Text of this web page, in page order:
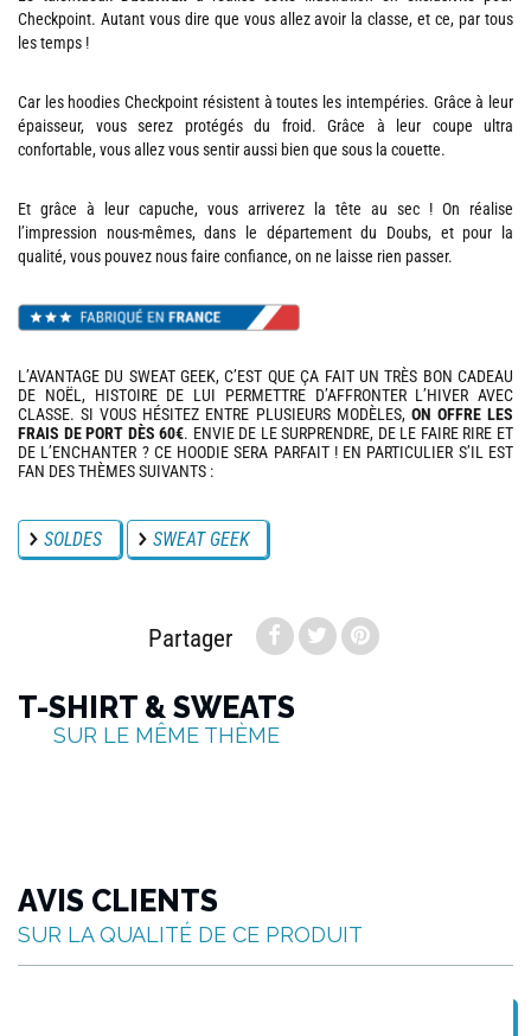
Checkpoint. Autant vous dire que vous allez avoir la classe, et ce, par tous
les temps !
Car les hoodies Checkpoint résistent à toutes les intempéries. Grâce à leur
épaisseur, vous serez protégés du froid. Grâce à leur coupe ultra
confortable, vous allez vous sentir aussi bien que sous la couette.
Et grâce à leur capuche, vous arriverez la tête au sec ! On réalise
l’impression nous-mêmes, dans le département du Doubs, et pour la
qualité, vous pouvez nous faire confiance, on ne laisse rien passer.
L’AVANTAGE DU SWEAT GEEK, C’EST QUE ÇA FAIT UN TRÈS BON CADEAU
DE NOËL, HISTOIRE DE LUI PERMETTRE D’AFFRONTER L’HIVER AVEC
CLASSE. SI VOUS HÉSITEZ ENTRE PLUSIEURS MODÈLES, ON OFFRE LES
FRAIS DE PORT DÈS 60€. ENVIE DE LE SURPRENDRE, DE LE FAIRE RIRE ET
DE L’ENCHANTER ? CE HOODIE SERA PARFAIT ! EN PARTICULIER S’IL EST
FAN DES THÈMES SUIVANTS :
SOLDES SWEAT GEEK
Partager
T-SHIRT & SWEATS
SUR LE MÊME THÈME
AVIS CLIENTS
SUR LA QUALITÉ DE CE PRODUIT